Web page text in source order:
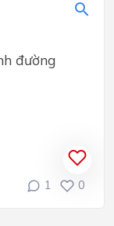
đường
1 0